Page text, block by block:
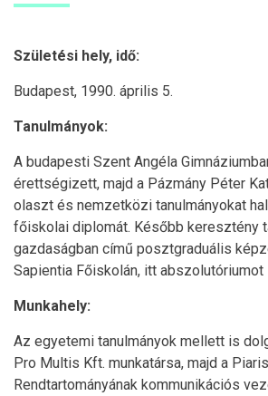
Születési hely, idő:
Budapest, 1990. április 5.
Tanulmányok:
A budapesti Szent Angéla
érettségizett, majd a Pázmány Péter
olaszt és nemzetközi tanulmányokat
főiskolai diplomát. Később keresztény
gazdaságban című posztgraduális
Sapientia Főiskolán, itt
Munkahely:
Az egyetemi tanulmányok mellett is
Pro Multis Kft. munkatársa, majd a
Rendtartományának kommunikációs